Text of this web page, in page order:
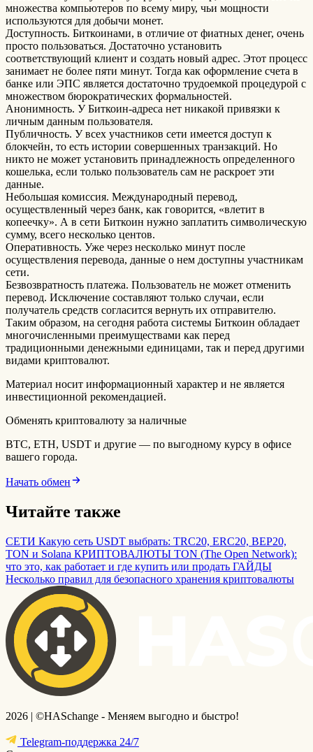
множества компьютеров по всему миру, чьи мощности
используются для добычи монет.
Доступность. Биткоинами, в отличие от фиатных денег, очень
просто пользоваться. Достаточно установить
соответствующий клиент и создать новый адрес. Этот процесс
занимает не более пяти минут. Тогда как оформление счета в
банке или ЭПС является достаточно трудоемкой процедурой с
множеством бюрократических формальностей.
Анонимность. У Биткоин-адреса нет никакой привязки к
личным данным пользователя.
Публичность. У всех участников сети имеется доступ к
блокчейн, то есть истории совершенных транзакций. Но
никто не может установить принадлежность определенного
кошелька, если только пользователь сам не раскроет эти
данные.
Небольшая комиссия. Международный перевод,
осуществленный через банк, как говорится, «влетит в
копеечку». А в сети Биткоин нужно заплатить символическую
сумму, всего несколько центов.
Оперативность. Уже через несколько минут после
осуществления перевода, данные о нем доступны участникам
сети.
Безвозвратность платежа. Пользователь не может отменить
перевод. Исключение составляют только случаи, если
получатель средств согласится вернуть их отправителю.
Таким образом, на сегодня работа системы Биткоин обладает
многочисленными преимуществами как перед
традиционными денежными единицами, так и перед другими
видами криптовалют.
Материал носит информационный характер и не является
инвестиционной рекомендацией.
Обменять криптовалюту за наличные
BTC, ETH, USDT и другие — по выгодному курсу в офисе
вашего города.
Начать обмен
Читайте также
СЕТИ Какую сеть USDT выбрать: TRC20, ERC20, BEP20,
TON и Solana КРИПТОВАЛЮТЫ TON (The Open Network):
что это, как работает и где купить или продать ГАЙДЫ
Несколько правил для безопасного хранения криптовалюты
2026 | ©HASchange - Меняем выгодно и быстро!
Telegram-поддержка 24/7